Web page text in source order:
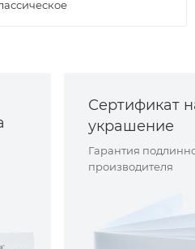
Сертификат
украшение
Гарантия
производителя